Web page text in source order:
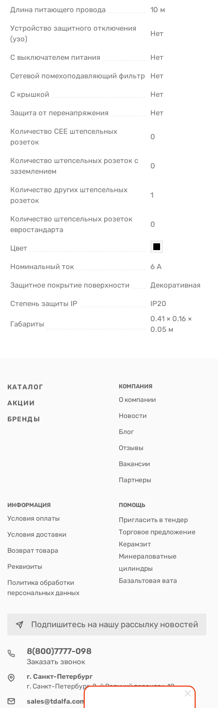
Длина питающего провода 10 м
Устройство защитного отключения
(узо)
Нет
С выключателем питания Нет
Сетевой помехоподавляющий фильтр Нет
С крышкой Нет
Защита от перенапряжения Нет
Количество CEE штепсельных
розеток
0
Количество штепсельных розеток с
заземлением
0
Количество других штепсельных
розеток
1
Количество штепсельных розеток
евростандарта
0
Цвет
Номинальный ток 6 А
Защитное покрытие поверхности Декоративная
Степень защиты IP IP20
Габариты
0.41 × 0.16 ×
0.05 м
КАТАЛОГ
АКЦИИ
БРЕНДЫ
КОМПАНИЯ
О компании
Новости
Блог
Отзывы
Вакансии
Партнеры
ИНФОРМАЦИЯ
Условия оплаты
Условия доставки
Возврат товара
Реквизиты
Политика обработки
персональных данных
ПОМОЩЬ
Пригласить в тендер
Торговое предложение
Керамзит
Минераловатные
цилиндры
Базальтовая вата
Подпишитесь на нашу рассылку новостей
8(800)7777-098
Заказать звонок
г. Санкт-Петербург
г. Санкт-Петербург, 2-й Верхний переулок, 10
sales@tdalfa.com